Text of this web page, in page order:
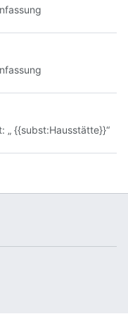
„ {{subst:Hausstätte}}“